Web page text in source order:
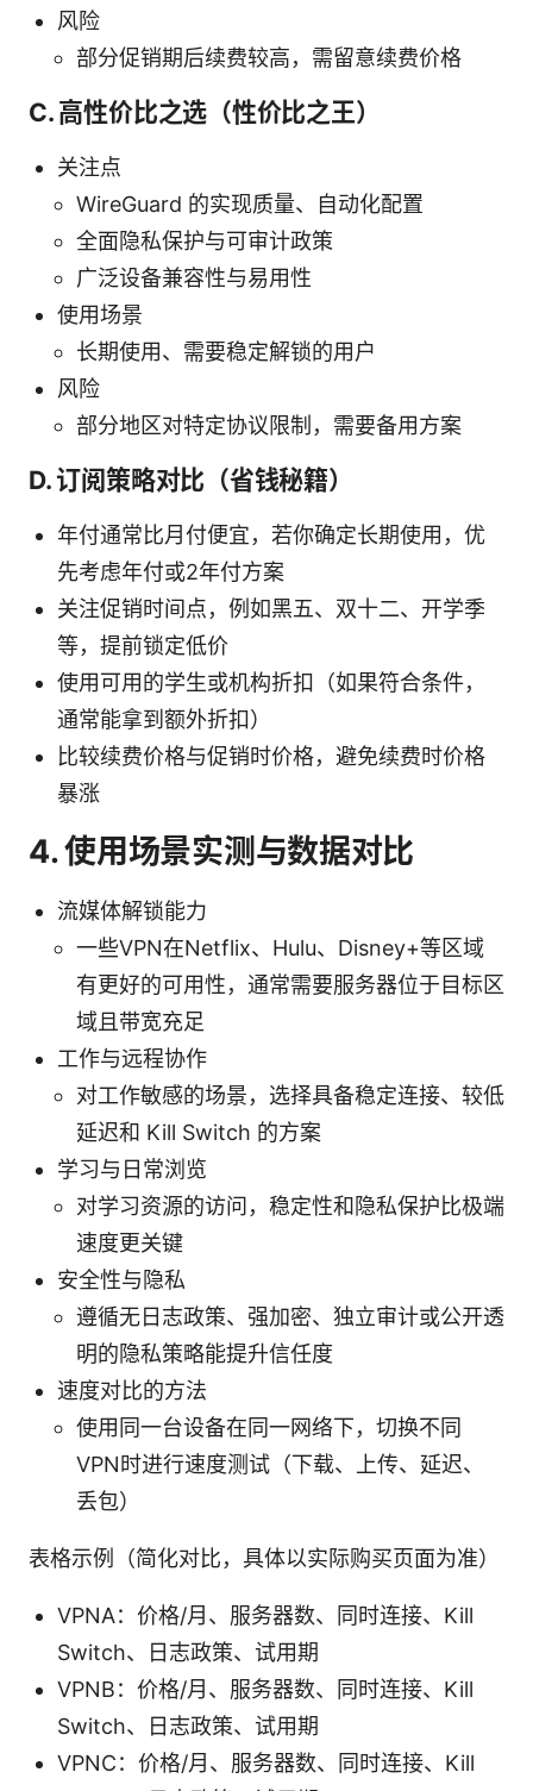
风险
部分促销期后续费较高，需留意续费价格
C. 高性价比之选（性价比之王）
关注点
WireGuard 的实现质量、自动化配置
全面隐私保护与可审计政策
广泛设备兼容性与易用性
使用场景
长期使用、需要稳定解锁的用户
风险
部分地区对特定协议限制，需要备用方案
D. 订阅策略对比（省钱秘籍）
年付通常比月付便宜，若你确定长期使用，优
先考虑年付或2年付方案
关注促销时间点，例如黑五、双十二、开学季
等，提前锁定低价
使用可用的学生或机构折扣（如果符合条件，
通常能拿到额外折扣）
比较续费价格与促销时价格，避免续费时价格
暴涨
4. 使用场景实测与数据对比
流媒体解锁能力
一些VPN在Netflix、Hulu、Disney+等区域
有更好的可用性，通常需要服务器位于目标区
域且带宽充足
工作与远程协作
对工作敏感的场景，选择具备稳定连接、较低
延迟和 Kill Switch 的方案
学习与日常浏览
对学习资源的访问，稳定性和隐私保护比极端
速度更关键
安全性与隐私
遵循无日志政策、强加密、独立审计或公开透
明的隐私策略能提升信任度
速度对比的方法
使用同一台设备在同一网络下，切换不同
VPN时进行速度测试（下载、上传、延迟、
丢包）
表格示例（简化对比，具体以实际购买页面为准）
VPNA：价格/月、服务器数、同时连接、Kill
Switch、日志政策、试用期
VPNB：价格/月、服务器数、同时连接、Kill
Switch、日志政策、试用期
VPNC：价格/月、服务器数、同时连接、Kill